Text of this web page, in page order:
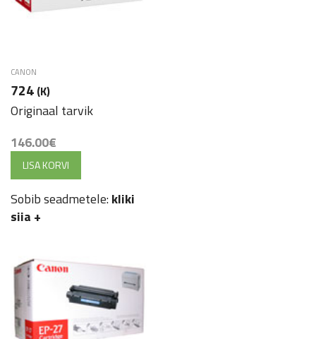
CANON
724 (K)
Originaal tarvik
146.00€
LISA KORVI
Sobib seadmetele:kliki
siia +